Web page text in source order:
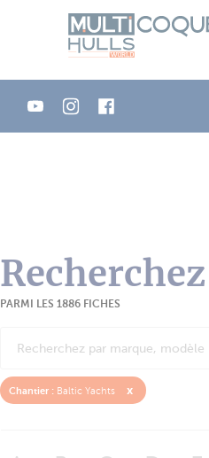
PARMI LES 1886 FICHES
Chantier : Baltic Yachts x
Panneau de gestion des cookies